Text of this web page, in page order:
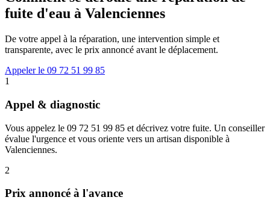
fuite d'eau à Valenciennes
De votre appel à la réparation, une intervention simple et
transparente, avec le prix annoncé avant le déplacement.
Appeler le 09 72 51 99 85
1
Appel & diagnostic
Vous appelez le 09 72 51 99 85 et décrivez votre fuite. Un conseiller
évalue l'urgence et vous oriente vers un artisan disponible à
Valenciennes.
2
Prix annoncé à l'avance